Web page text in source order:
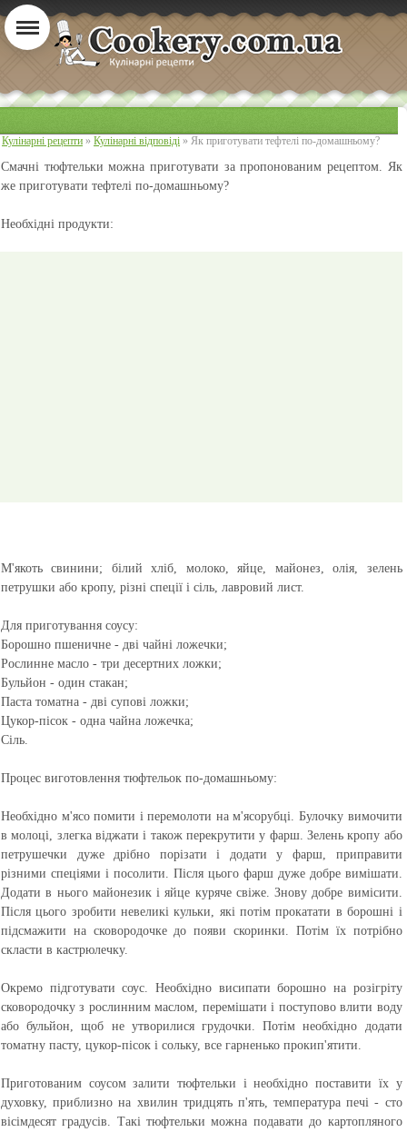
Кулінарні рецепти » Кулінарні відповіді » Як приготувати тефтелі по-домашньому?
Смачні тюфтельки можна приготувати за пропонованим рецептом. Як
же приготувати тефтелі по-домашньому?
Необхідні продукти:
М'якоть свинини; білий хліб, молоко, яйце, майонез, олія, зелень
петрушки або кропу, різні спеції і сіль, лавровий лист.
Для приготування соусу:
Борошно пшеничне - дві чайні ложечки;
Рослинне масло - три десертних ложки;
Бульйон - один стакан;
Паста томатна - дві супові ложки;
Цукор-пісок - одна чайна ложечка;
Сіль.
Процес виготовлення тюфтельок по-домашньому:
Необхідно м'ясо помити і перемолоти на м'ясорубці. Булочку вимочити
в молоці, злегка віджати і також перекрутити у фарш. Зелень кропу або
петрушечки дуже дрібно порізати і додати у фарш, приправити
різними спеціями і посолити. Після цього фарш дуже добре вимішати.
Додати в нього майонезик і яйце куряче свіже. Знову добре вимісити.
Після цього зробити невеликі кульки, які потім прокатати в борошні і
підсмажити на сковородочке до появи скоринки. Потім їх потрібно
скласти в кастрюлечку.
Окремо підготувати соус. Необхідно висипати борошно на розігріту
сковородочку з рослинним маслом, перемішати і поступово влити воду
або бульйон, щоб не утворилися грудочки. Потім необхідно додати
томатну пасту, цукор-пісок і сольку, все гарненько прокип'ятити.
Приготованим соусом залити тюфтельки і необхідно поставити їх у
духовку, приблизно на хвилин тридцять п'ять, температура печі - сто
вісімдесят градусів. Такі тюфтельки можна подавати до картопляного